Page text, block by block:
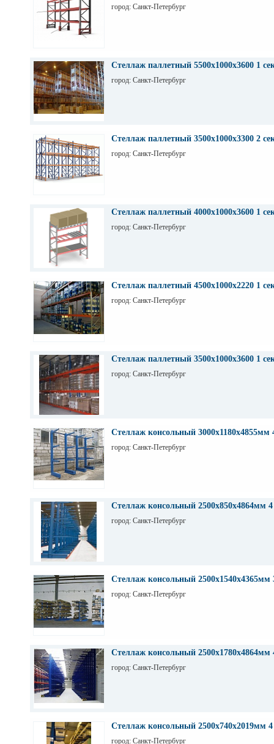
город: Санкт-Петербург
Стеллаж паллетный 5500х1000х3600 1
город: Санкт-Петербург
Стеллаж паллетный 3500х1000х3300 2
город: Санкт-Петербург
Стеллаж паллетный 4000х1000х3600 1
город: Санкт-Петербург
Стеллаж паллетный 4500х1000х2220 1
город: Санкт-Петербург
Стеллаж паллетный 3500х1000х3600 1
город: Санкт-Петербург
Стеллаж консольный 3000х1180х4855мм
город: Санкт-Петербург
Стеллаж консольный 2500х850х4864мм
город: Санкт-Петербург
Стеллаж консольный 2500х1540х4365мм
город: Санкт-Петербург
Стеллаж консольный 2500х1780х4864мм
город: Санкт-Петербург
Стеллаж консольный 2500х740х2019мм
город: Санкт-Петербург